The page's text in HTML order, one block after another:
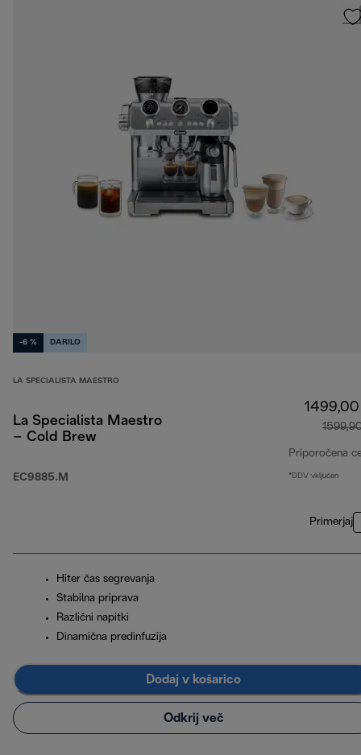
-6 % DARILO
LA SPECIALISTA MAESTRO
La Specialista Maestro
– Cold Brew
EC9885.M
Priporočena
*DDV vključen
Primerjaj
Hiter čas segrevanja
Stabilna priprava
Različni napitki
Dinamična predinfuzija
Dodaj v košarico
Odkrij več